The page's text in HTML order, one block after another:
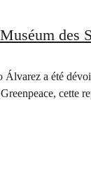
des
a été
cette